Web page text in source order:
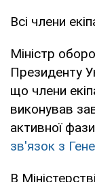
Всі члени
Міністр
Президенту
що члени
виконував
активної
зв'язок з
В